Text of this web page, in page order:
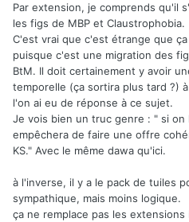
gamme.
En plus l'offre est faite juste
figs avec vu le faible
A quoi servent juste les tuiles
demandes c est d avoir ce qui
sauf les figs.
Par extension, je comprends qu'il
les figs de MBP et Claustrophobia.
C'est vrai que c'est étrange que
puisque c'est une migration des
BtM. Il doit certainement y avoir
temporelle (ça sortira plus tard ?)
l'on ai eu de réponse à ce sujet.
Je vois bien un truc genre : " si on
empêchera de faire une offre
KS." Avec le même dawa qu'ici.
à l'inverse, il y a le pack de tuiles
sympathique, mais moins logique.
ça ne remplace pas les